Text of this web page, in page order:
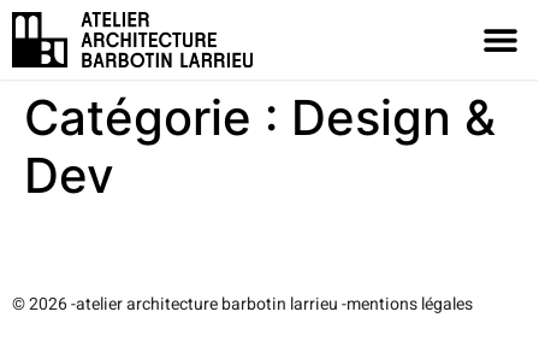
Catégorie : Design &
Dev
© 2026 -atelier architecture barbotin larrieu -mentions légales